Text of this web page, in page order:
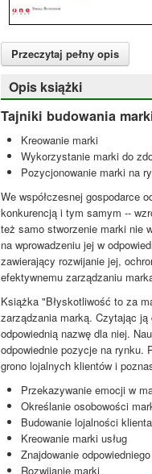
Przeczytaj pełny opis
Opis książki
Tajniki budowania
Kreowanie marki
Wykorzystanie marki do
Pozycjonowanie marki na
We współczesnej gospodarce
konkurencją i tym samym --
też samo stworzenie marki nie
na wprowadzeniu jej w
zawierający rozwijanie jej,
efektywnemu zarządzaniu
Książka "Błyskotliwość to za
zarządzania marką. Czytając
odpowiednią nazwę dla niej.
odpowiednie pozycje na rynku.
grono lojalnych klientów i
Przekazywanie emocji w
Określanie osobowości
Budowanie lojalności
Kreowanie marki usług
Znajdowanie
Rozwijanie marki